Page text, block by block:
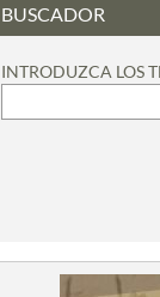
BUSCADOR
INTRODUZCA LOS